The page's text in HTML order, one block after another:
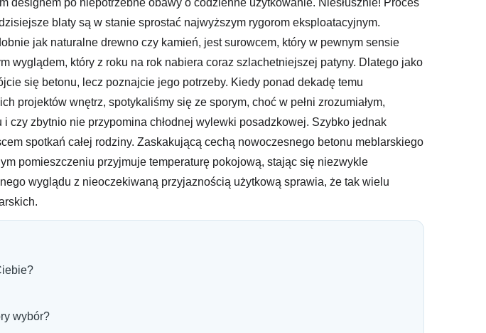
blaty są w stanie sprostać najwyższym rygorom eksploatacyjnym.
jak naturalne drewno czy kamień, jest surowcem, który w pewnym sensie
wyglądem, który z roku na rok nabiera coraz szlachetniejszej patyny. Dlatego jako
się betonu, lecz poznajcie jego potrzeby. Kiedy ponad dekadę temu
projektów wnętrz, spotykaliśmy się ze sporym, choć w pełni zrozumiałym,
czy zbytnio nie przypomina chłodnej wylewki posadzkowej. Szybko jednak
spotkań całej rodziny. Zaskakującą cechą nowoczesnego betonu meblarskiego
pomieszczeniu przyjmuje temperaturę pokojową, stając się niezwykle
wyglądu z nieoczekiwaną przyjaznością użytkową sprawia, że tak wielu
wybór?